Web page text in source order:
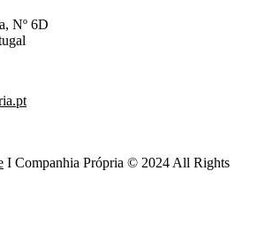
Nº 6D
I Companhia Própria © 2024 All Rights